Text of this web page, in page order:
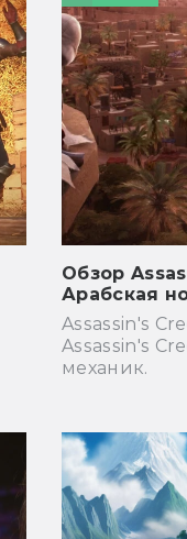
Обзор
Арабская
Assassin's
Assassin's
механик.